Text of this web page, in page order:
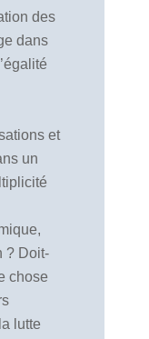
des
dans
et
un
? Doit-
chose
lutte